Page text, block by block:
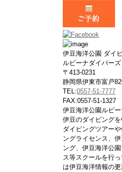
伊豆海洋公園 ダイ
ルビーナダイバーズ
〒413-0231
静岡県伊東市富戸
TEL:0557-51-7777
FAX:0557-51-1327
伊豆海洋公園ルビ
伊豆のダイビング
ダイビングツアー
ングライセンス、
ング、伊豆海洋公
ス等スクールを行
は伊豆海洋情報の